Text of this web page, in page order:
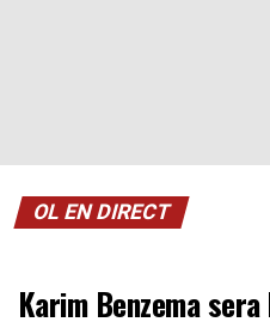
OL EN DIRECT
Karim Benzema